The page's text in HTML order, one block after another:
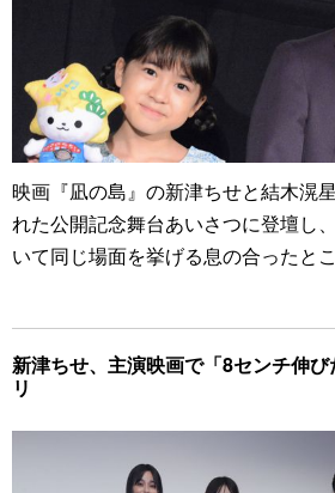
映画『凪の島』の新津ちせと結木滉
れた公開記念舞台あいさつに登壇し
いて同じ場面を挙げる息の合ったと
新津ちせ、主演映画で「8センチ伸
リ